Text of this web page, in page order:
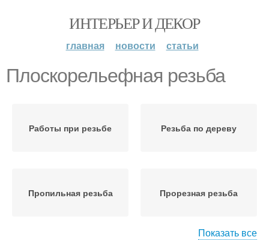
ИНТЕРЬЕР И ДЕКОР
главная новости статьи
Плоскорельефная резьба
Работы при резьбе Резьба по дереву
Пропильная резьба Прорезная резьба
Показать все